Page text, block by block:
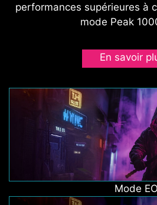
performances supérieures à
mode Peak
En savoir
Mode